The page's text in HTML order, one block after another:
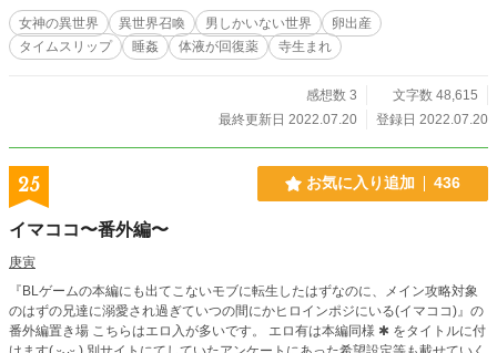
女神の異世界 異世界召喚 男しかいない世界
卵出産
タイムスリップ
睡姦 体液が回復薬 寺生まれ
感想数 3
文字数 48,615
最終更新日 2022.07.20
登録日 2022.07.20
25 お気に入り追加 436
イマココ〜番外編〜
庚寅
『BLゲームの本編にも出てこないモブに転生したはずなのに、メイン攻略対象
のはずの兄達に溺愛され過ぎていつの間にかヒロインポジにいる(イマココ)』の
番外編置き場 こちらはエロ入が多いです。 エロ有は本編同様 ✱ をタイトルに付